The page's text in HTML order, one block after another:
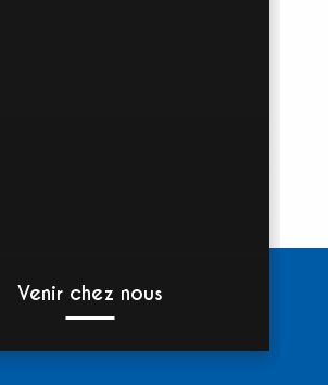
Venir chez nous